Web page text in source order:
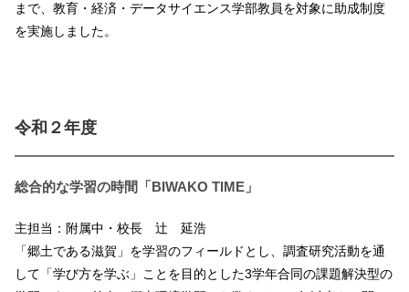
まで、教育・経済・データサイエンス学部教員を対象に助成制度
を実施しました。
令和２年度
総合的な学習の時間「BIWAKO TIME」
主担当：附属中・校長 辻 延浩
「郷土である滋賀」を学習のフィールドとし、調査研究活動を通
して「学び方を学ぶ」ことを目的とした3学年合同の課題解決型の